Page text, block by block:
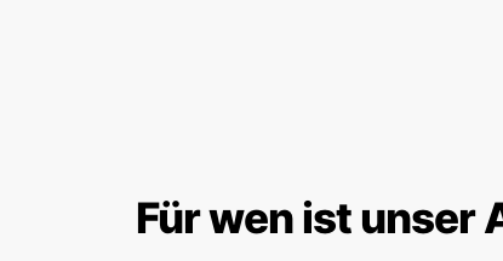
Für wen ist unser